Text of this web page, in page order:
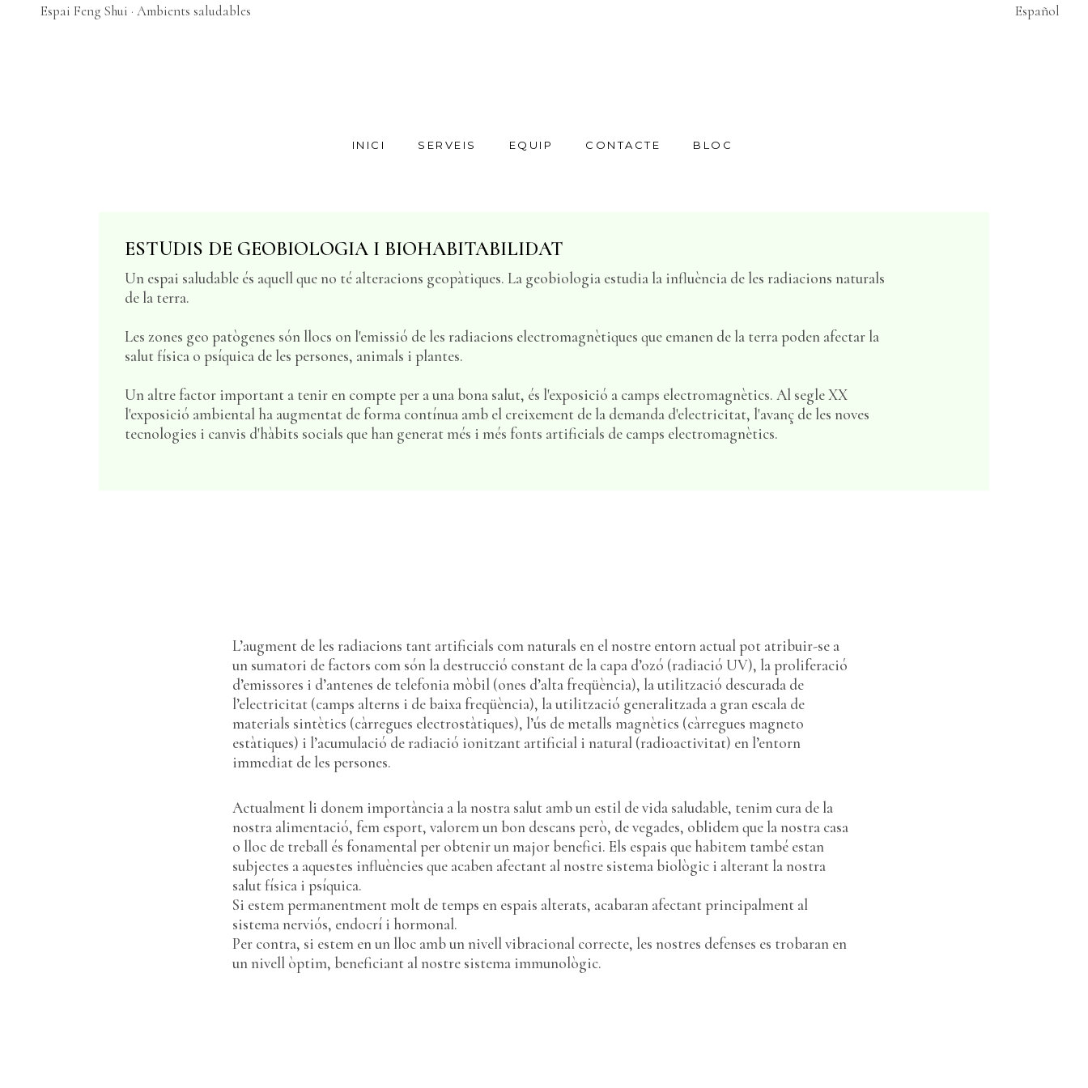
Espai Feng Shui · Ambients saludables Español
INICI SERVEIS EQUIP CONTACTE BLOC
ESTUDIS DE GEOBIOLOGIA I BIOHABITABILIDAT
Un espai saludable és aquell que no té alteracions geopàtiques. La geobiologia estudia la influència de les radiacions naturals
de la terra.
Les zones geo patògenes són llocs on l'emissió de les radiacions electromagnètiques que emanen de la terra poden afectar la
salut física o psíquica de les persones, animals i plantes.
Un altre factor important a tenir en compte per a una bona salut, és l'exposició a camps electromagnètics. Al segle XX
l'exposició ambiental ha augmentat de forma contínua amb el creixement de la demanda d'electricitat, l'avanç de les noves
tecnologies i canvis d'hàbits socials que han generat més i més fonts artificials de camps electromagnètics.
L’augment de les radiacions tant artificials com naturals en el nostre entorn actual pot atribuir-se a
un sumatori de factors com són la destrucció constant de la capa d’ozó (radiació UV), la proliferació
d’emissores i d’antenes de telefonia mòbil (ones d’alta freqüència), la utilització descurada de
l’electricitat (camps alterns i de baixa freqüència), la utilització generalitzada a gran escala de
materials sintètics (càrregues electrostàtiques), l’ús de metalls magnètics (càrregues magneto
estàtiques) i l’acumulació de radiació ionitzant artificial i natural (radioactivitat) en l’entorn
immediat de les persones.
Actualment li donem importància a la nostra salut amb un estil de vida saludable, tenim cura de la
nostra alimentació, fem esport, valorem un bon descans però, de vegades, oblidem que la nostra casa
o lloc de treball és fonamental per obtenir un major benefici. Els espais que habitem també estan
subjectes a aquestes influències que acaben afectant al nostre sistema biològic i alterant la nostra
salut física i psíquica.
Si estem permanentment molt de temps en espais alterats, acabaran afectant principalment al
sistema nerviós, endocrí i hormonal.
Per contra, si estem en un lloc amb un nivell vibracional correcte, les nostres defenses es trobaran en
un nivell òptim, beneficiant al nostre sistema immunològic.